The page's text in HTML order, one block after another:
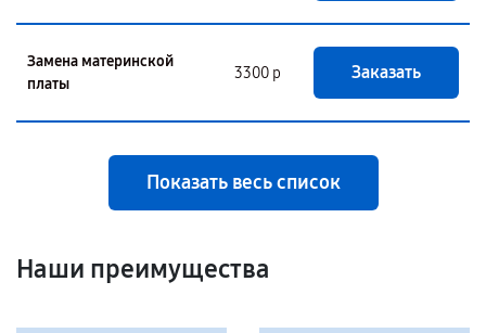
Замена материнской
платы
3300 р Заказать
Показать весь список
Наши преимущества